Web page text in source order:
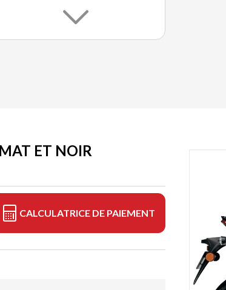
ET NOIR
CALCULATRICE DE PAIEMENT